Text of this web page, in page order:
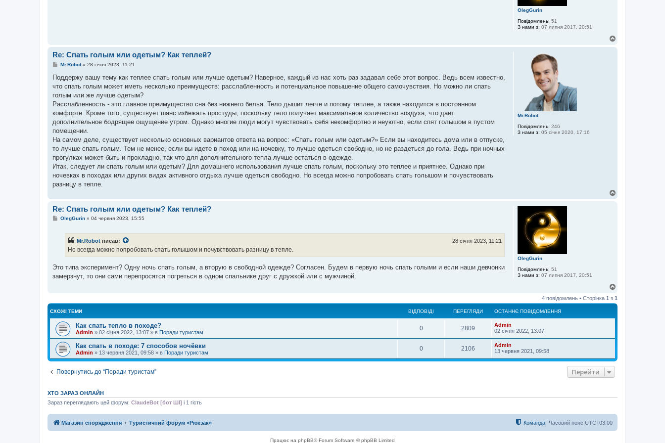
OlegGurin
Повідомлень: 51
З нами з: 07 липня 2017, 20:51
Mr.Robot
Повідомлень: 246
З нами з: 05 січня 2020, 17:16
Re: Спать голым или одетым? Как теплей?
П
в
д
о
л
е
н
я
Mr.Robot» 28 січня 2023, 11:21
Поддержу вашу тему как теплее спать голым или лучше одетым? Наверное, каждый из нас хоть раз задавал себе этот вопрос. Ведь всем известно,
что спать голым может иметь несколько преимуществ: расслабленность и потенциальное повышение общего самочувствия. Но можно ли спать
голым или же лучше одетым?
Расслабленность - это главное преимущество сна без нижнего белья. Тело дышит легче и потому теплее, а также находится в постоянном
комфорте. Кроме того, существует шанс избежать простуды, поскольку тело получает максимальное количество воздуха, что дает
дополнительное бодрящее ощущение утром. Однако многие люди могут чувствовать себя некомфортно и неуютно, если спят голышом в пустом
помещении.
На самом деле, существует несколько основных вариантов ответа на вопрос: «Спать голым или одетым?» Если вы находитесь дома или в отпуске,
то лучше спать голым. Тем не менее, если вы идете в поход или на ночевку, то лучше одеться свободно, но не раздеться до гола. Ведь при ночных
прогулках может быть и прохладно, так что для дополнительного тепла лучше остаться в одежде.
Итак, следует ли спать голым или одетым? Для домашнего использования лучше спать голым, поскольку это теплее и приятнее. Однако при
ночевках в походах или других видах активного отдыха лучше одеться свободно. Но всегда можно попробовать спать голышом и почувствовать
разницу в тепле.
OlegGurin
Повідомлень: 51
З нами з: 07 липня 2017, 20:51
Re: Спать голым или одетым? Как теплей?
П
е
н
н
OlegGurin» 04 червня 2023, 15:55
Mr.Robot писав: 28 січня 2023, 11:21
Но всегда можно попробовать спать голышом и почувствовать разницу в тепле.
Это типа эксперимент? Одну ночь спать голым, а вторую в свободной одежде? Согласен. Будем в первую ночь спать голыми и если наши девчонки
замерзнут, то они сами перепросятся погреться в одном спальнике друг с дружкой или с мужчиной.
г
о
4 повідомлень • Сторінка 1 з 1
СХОЖІ ТЕМИ ВІДПОВІДІ ПЕРЕГЛЯДИ ОСТАННЄ ПОВІДОМЛЕННЯ
Как спать тепло в походе?
Admin » 02 січня 2022, 13:07 » в Поради туристам
0 2809
Admin
02 січня 2022, 13:07
Как спать в походе: 7 способов ночёвки
Admin » 13 червня 2021, 09:58 » в Поради туристам
0 2106
Admin
13 червня 2021, 09:58
Повернутись до “Поради туристам” Перейти
ХТО ЗАРАЗ ОНЛАЙН
Зараз переглядають цей форум: ClaudeBot [бот ШІ] і 1 гість
Магазин спорядження Туристичний форум «Рюкзак» Часовий пояс UTC+03:00
Команда
Працює на phpBB® Forum Software © phpBB Limited